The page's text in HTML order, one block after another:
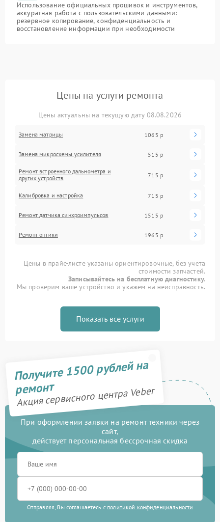
Использование официальных прошивок и инструментов,
аккуратная работа с пользовательскими данными:
резервное копирование, конфиденциальность и
восстановление информации при необходимости
Цены на услуги ремонта
Цены актуальны на текущую дату 08.08.2026
Замена матрицы 1065 р
Замена микросхемы усилителя 515 р
Ремонт встроенного дальнометра и
других устройств
715 р
Калибровка и настройка 715 р
Ремонт датчика синхроимпульсов 1515 р
Ремонт оптики 1965 р
Цены в прайс-листе указаны ориентировочные, без учета
стоимости запчастей.
Записывайтесь на бесплатную диагностику.
Мы проверим ваше устройство и укажем на неисправность.
Показать все услуги
Получите 1500 рублей на
ремонт
Акция сервисного центра Veber
При оформлении заявки на ремонт техники через
сайт,
действует персональная бессрочная скидка
Отправляя, Вы соглашаетесь с политикой конфиденциальности